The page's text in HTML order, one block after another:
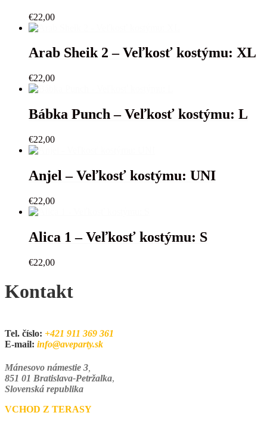
€22,00
Arab Sheik 2 – Veľkosť kostýmu: XL
€22,00
Bábka Punch – Veľkosť kostýmu: L
€22,00
Anjel – Veľkosť kostýmu: UNI
€22,00
Alica 1 – Veľkosť kostýmu: S
€22,00
Kontakt
Tel. číslo: +421 911 369 361
E-mail: info@aveparty.sk
Mánesovo námestie 3
851 01 Bratislava-Petržalka,
Slovenská republika
VCHOD Z TERASY